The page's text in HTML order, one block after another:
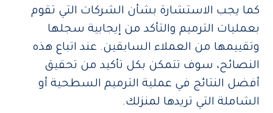
كما يجب الاستشارة بشأن الشركات التي تقوم
بعمليات الترميم والتأكد من إيجابية سجلها
وتقييمها من العملاء السابقين. عند اتباع هذه
النصائح، سوف تتمكن بكل تأكيد من تحقيق
أفضل النتائج في عملية الترميم السطحية أو
الشاملة التي تريدها لمنزلك.